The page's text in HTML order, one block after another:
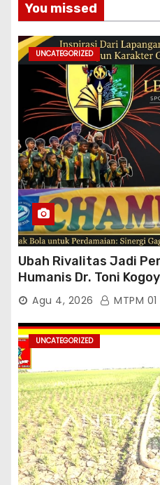
You missed
UNCATEGORIZED
Ubah Rivalitas Jadi
Humanis Dr. Toni
TimurAgu 4, 2026 MTPM 01
UNCATEGORIZED